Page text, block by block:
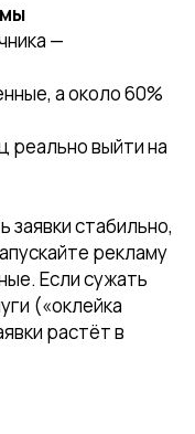
—
а около 60%
реально выйти на
заявки стабильно,
рекламу
Если сужать
(«оклейка
растёт в